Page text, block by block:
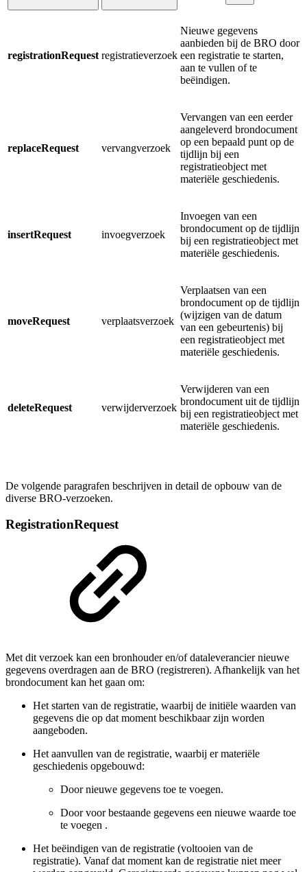
registrationRequest registratieverzoek
Nieuwe gegevens
aanbieden bij de BRO door
een registratie te starten,
aan te vullen of te
beëindigen.
replaceRequest vervangverzoek
Vervangen van een eerder
aangeleverd brondocument
op een bepaald punt op de
tijdlijn bij een
registratieobject met
materiële geschiedenis.
insertRequest invoegverzoek
Invoegen van een
brondocument op de tijdlijn
bij een registratieobject met
materiële geschiedenis.
moveRequest verplaatsverzoek
Verplaatsen van een
brondocument op de tijdlijn
(wijzigen van de datum
van een gebeurtenis) bij
een registratieobject met
materiële geschiedenis.
deleteRequest verwijderverzoek
Verwijderen van een
brondocument uit de tijdlijn
bij een registratieobject met
materiële geschiedenis.
De volgende paragrafen beschrijven in detail de opbouw van de
diverse BRO-verzoeken.
RegistrationRequest
Met dit verzoek kan een bronhouder en/of dataleverancier nieuwe
gegevens overdragen aan de BRO (registreren). Afhankelijk van het
brondocument kan het gaan om:
Het starten van de registratie, waarbij de initiële waarden van
gegevens die op dat moment beschikbaar zijn worden
aangeboden.
Het aanvullen van de registratie, waarbij er materiële
geschiedenis opgebouwd:
Door nieuwe gegevens toe te voegen.
Door voor bestaande gegevens een nieuwe waarde toe
te voegen .
Het beëindigen van de registratie (voltooien van de
registratie). Vanaf dat moment kan de registratie niet meer